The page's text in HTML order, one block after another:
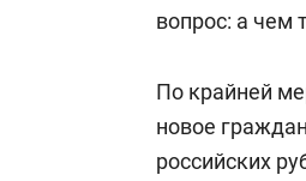
вопрос: а чем
По крайней
новое
российских